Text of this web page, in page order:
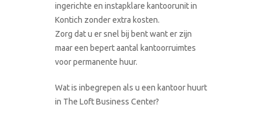
ingerichte en instapklare kantoorunit in
Kontich zonder extra kosten.
Zorg dat u er snel bij bent want er zijn
maar een bepert aantal kantoorruimtes
voor permanente huur.
Wat is inbegrepen als u een kantoor huurt
in The Loft Business Center?